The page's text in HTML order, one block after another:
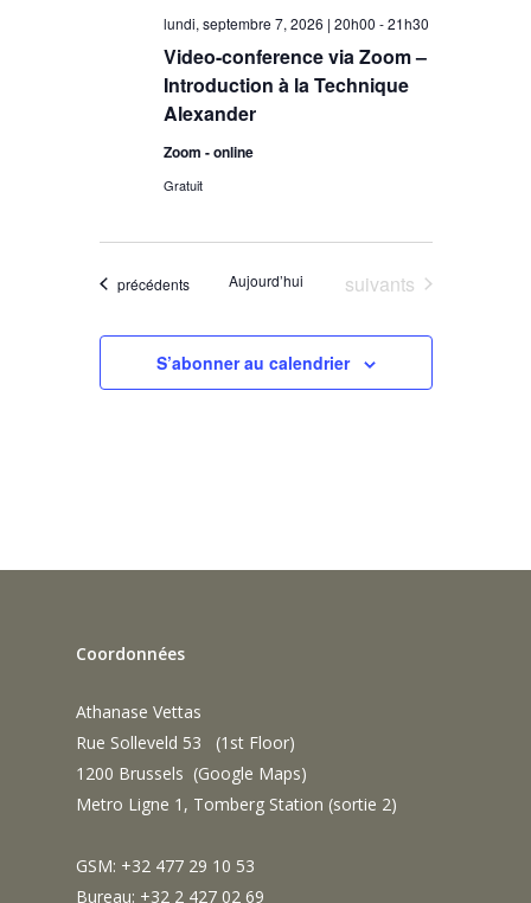
Video-conference via Zoom –
Introduction à la Technique
Alexander
lundi, septembre 7, 2026 | 20h00 -21h30
Zoom - online
Gratuit
Évènements
précédents Aujourd’hui Évènements
suivants
S’abonner au calendrier
Coordonnées
Athanase Vettas
Rue Solleveld 53 (1st Floor)
1200 Brussels (Google Maps)
Metro Ligne 1, Tomberg Station (sortie 2)
GSM: +32 477 29 10 53
Bureau: +32 2 427 02 69